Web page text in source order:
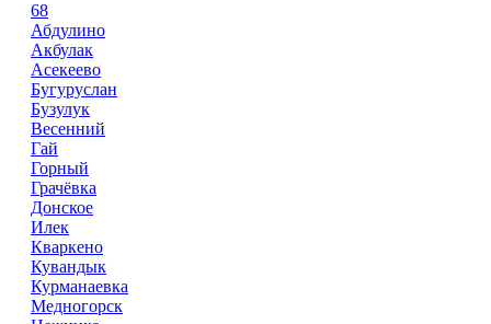
68
Абдулино
Акбулак
Асекеево
Бугуруслан
Бузулук
Весенний
Гай
Горный
Грачёвка
Донское
Илек
Кваркено
Кувандык
Курманаевка
Медногорск